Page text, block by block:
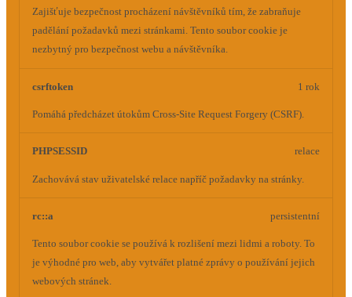
Zajišťuje bezpečnost procházení návštěvníků tím, že zabraňuje
padělání požadavků mezi stránkami. Tento soubor cookie je
nezbytný pro bezpečnost webu a návštěvníka.
csrftoken
Pomáhá předcházet útokům Cross-Site Request Forgery (CSRF).
1 rok
PHPSESSID
Zachovává stav uživatelské relace napříč požadavky na stránky.
relace
rc::a
Tento soubor cookie se používá k rozlišení mezi lidmi a roboty. To
je výhodné pro web, aby vytvářet platné zprávy o používání jejich
webových stránek.
persistentní